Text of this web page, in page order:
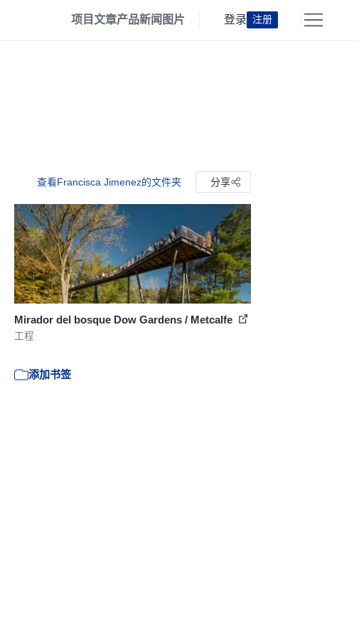
项目文章产品新闻 图片 登录 注册
查看Francisca Jimenez的文件夹 分享
Mirador del bosque Dow Gardens / Metcalfe
工程
添加书签